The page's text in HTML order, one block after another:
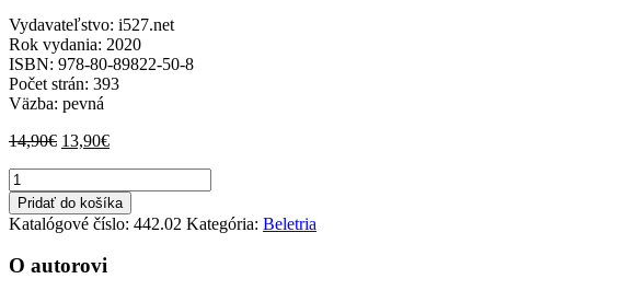
Vydavateľstvo: i527.net
Rok vydania: 2020
ISBN: 978-80-89822-50-8
Počet strán: 393
Väzba: pevná
14,90€ Pôvodná
14,90€.
13,90€Aktuálna
13,90€.
množstvo
Odvážna
dáma
Pridať do košíka
Katalógové číslo: 442.02 Kategória: Beletria
O autorovi